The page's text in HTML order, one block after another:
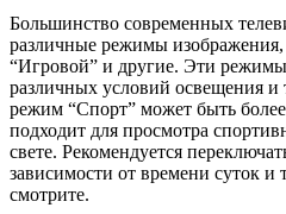
Большинство современных
различные режимы
“Игровой” и другие. Эти
различных условий освещения
режим “Спорт” может быть
подходит для просмотра
свете. Рекомендуется
зависимости от времени суток и
смотрите.